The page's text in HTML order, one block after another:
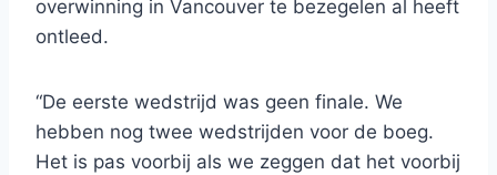
overwinning in Vancouver te bezegelen al heeft
ontleed.
“De eerste wedstrijd was geen finale. We
hebben nog twee wedstrijden voor de boeg.
Het is pas voorbij als we zeggen dat het voorbij